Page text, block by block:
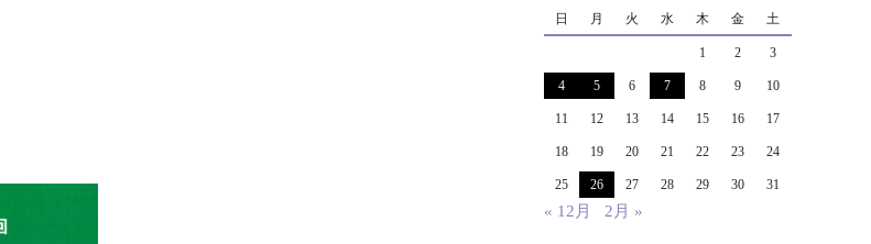
日 月 火 水 木 金 土
1 2 3
4 5 6 7 8 9 10
11 12 13 14 15 16 17
18 19 20 21 22 23 24
25 26 27 28 29 30 31
« 12月 2月 »